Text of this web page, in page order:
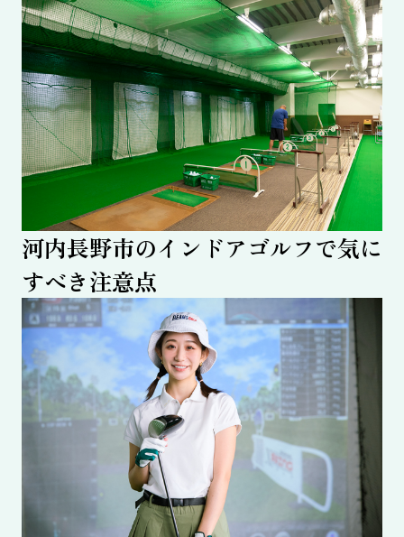
河内長野市のインドアゴルフで気に
すべき注意点